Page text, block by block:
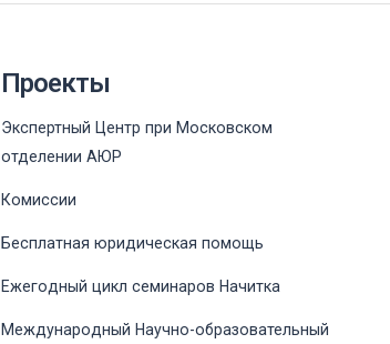
Проекты
Экспертный Центр при Московском
отделении АЮР
Комиссии
Бесплатная юридическая помощь
Ежегодный цикл семинаров Начитка
Международный Научно-образовательный